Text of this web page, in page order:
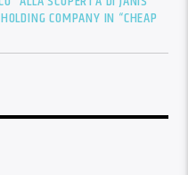
COMPANY IN “CHEAP